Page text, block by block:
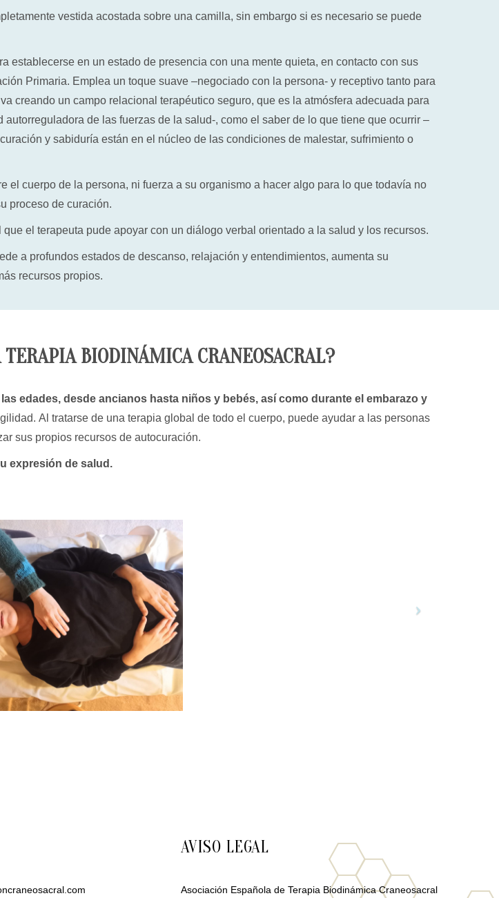
vestida acostada sobre una camilla, sin embargo si es necesario se puede
en un estado de presencia con una mente quieta, en contacto con sus
Primaria. Emplea un toque suave –negociado con la persona- y receptivo tanto para
creando un campo relacional terapéutico seguro, que es la atmósfera adecuada para
de las fuerzas de la salud-, como el saber de lo que tiene que ocurrir –
y sabiduría están en el núcleo de las condiciones de malestar, sufrimiento o
cuerpo de la persona, ni fuerza a su organismo a hacer algo para lo que todavía no
proceso de curación.
el terapeuta pude apoyar con un diálogo verbal orientado a la salud y los recursos.
a profundos estados de descanso, relajación y entendimientos, aumenta su
recursos propios.
BIODINÁMICA CRANEOSACRAL?
edades, desde ancianos hasta niños y bebés, así como durante el embarazo y
Al tratarse de una terapia global de todo el cuerpo, puede ayudar a las personas
sus propios recursos de autocuración.
expresión de salud.
AVISO LEGAL
Asociación Española de Terapia Biodinámica Craneosacral